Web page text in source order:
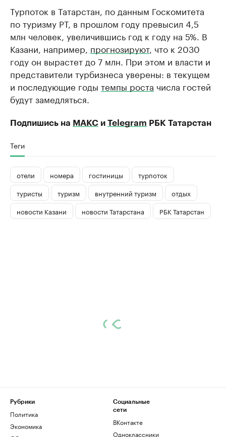
Турпоток в Татарстан, по данным Госкомитета
по туризму РТ, в прошлом году превысил 4,5
млн человек, увеличившись год к году на 5%. В
Казани, например, прогнозируют, что к 2030
году он вырастет до 7 млн. При этом и власти и
представители турбизнеса уверены: в текущем
и последующие годы темпы роста числа гостей
будут замедляться.
Подпишись на МАКС и Telegram РБК Татарстан
Теги
отели номера гостиницы
турпоток
туристы
туризм внутренний туризм
отдых
новости Казани
новости Татарстана РБК Татарстан
Рубрики
Политика
Экономика
Социальные
сети
ВКонтакте
Одноклассники